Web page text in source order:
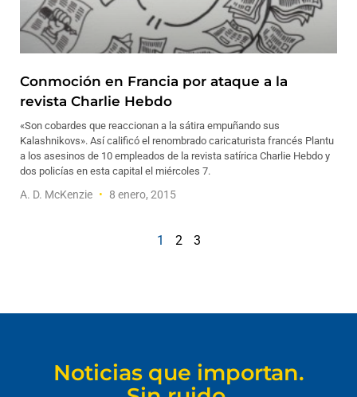
Conmoción en Francia por ataque a la
revista Charlie Hebdo
«Son cobardes que reaccionan a la sátira empuñando sus
Kalashnikovs». Así calificó el renombrado caricaturista francés Plantu
a los asesinos de 10 empleados de la revista satírica Charlie Hebdo y
dos policías en esta capital el miércoles 7.
A. D. McKenzie 8 enero, 2015
1 2 3
Noticias que importan.